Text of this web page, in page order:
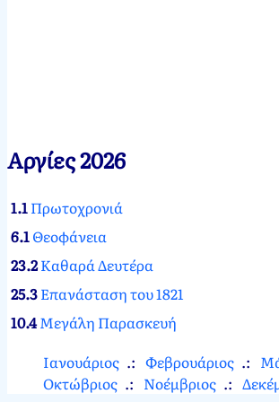
Αργίες 2026
1.1Πρωτοχρονιά
6.1Θεοφάνεια
23.2Καθαρά Δευτέρα
25.3Επανάσταση του 1821
10.4Μεγάλη Παρασκευή
Ιανουάριος
Φεβρουάριος
Οκτώβριος
Νοέμβριος